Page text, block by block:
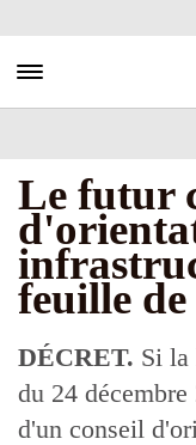
au
principal
Toggle navigation
Le futur
feuille
DÉCRET. Si la
du 24
d'un conseil